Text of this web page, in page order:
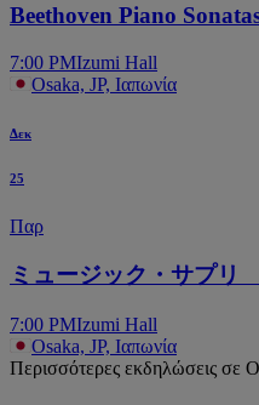
Beethoven Piano
7:00 PMIzumi Hall
Osaka, JP, Ιαπωνία
Δεκ
25
Παρ
ミュージック・サプ
7:00 PMIzumi Hall
Osaka, JP, Ιαπωνία
Περισσότερες εκδηλώσεις σε